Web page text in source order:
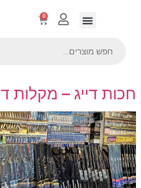
0
חכות דייג – מקלות